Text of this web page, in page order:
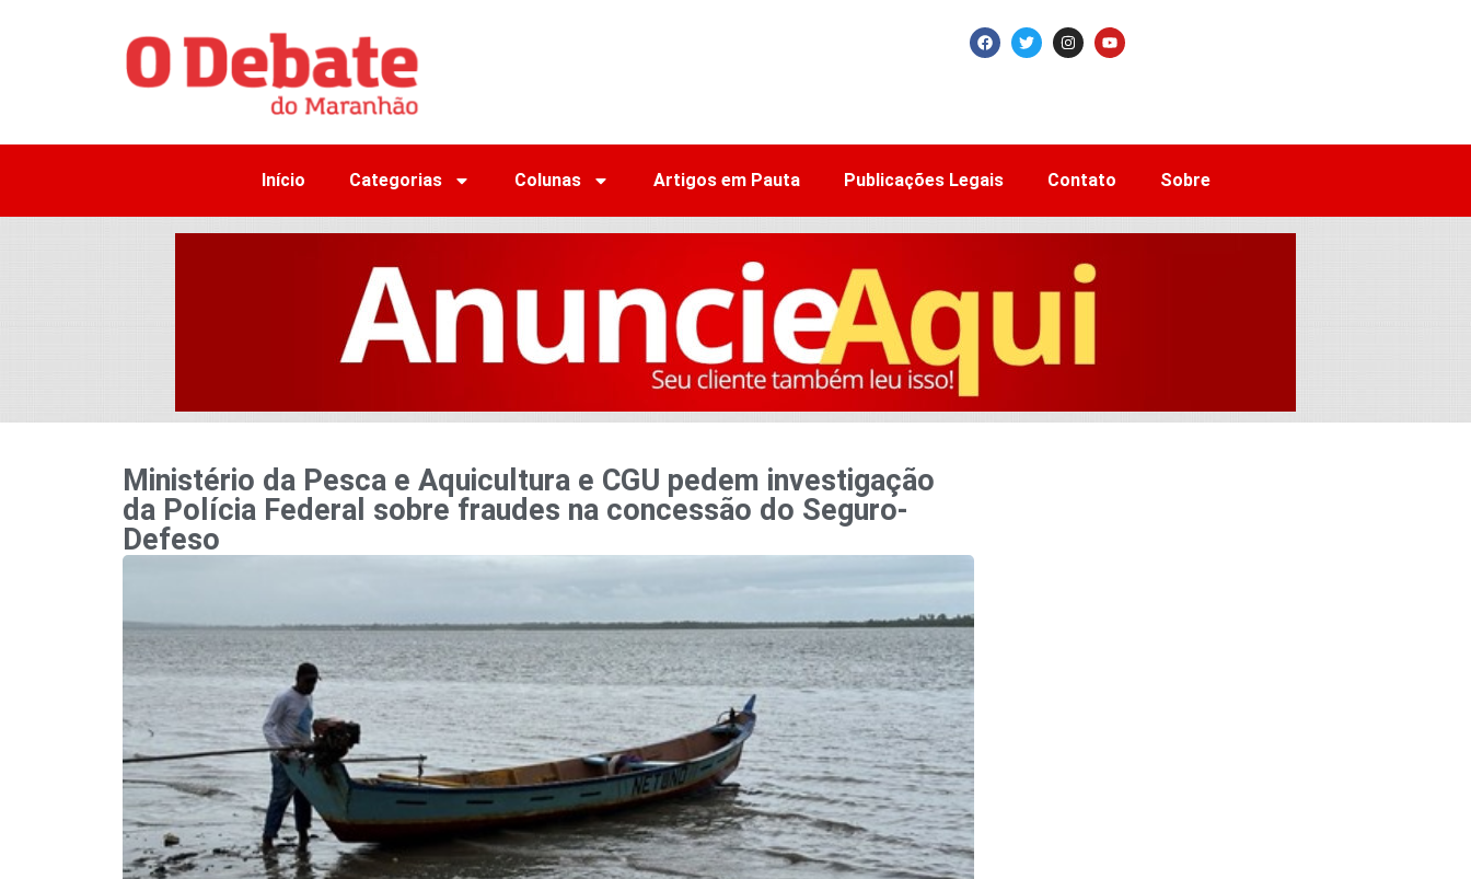
Início Categorias Colunas Artigos em Pauta Publicações Legais Contato Sobre
Ministério da Pesca e Aquicultura e CGU pedem investigação
da Polícia Federal sobre fraudes na concessão do Seguro-
Defeso